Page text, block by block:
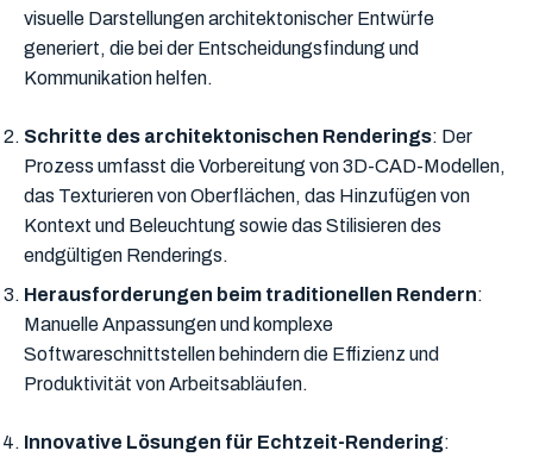
visuelle Darstellungen architektonischer Entwürfe
generiert, die bei der Entscheidungsfindung und
Kommunikation helfen.
Schritte des architektonischen Renderings: Der
Prozess umfasst die Vorbereitung von 3D-CAD-Modellen,
das Texturieren von Oberflächen, das Hinzufügen von
Kontext und Beleuchtung sowie das Stilisieren des
endgültigen Renderings.
Herausforderungen beim traditionellen Rendern:
Manuelle Anpassungen und komplexe
Softwareschnittstellen behindern die Effizienz und
Produktivität von Arbeitsabläufen.
Innovative Lösungen für Echtzeit-Rendering: